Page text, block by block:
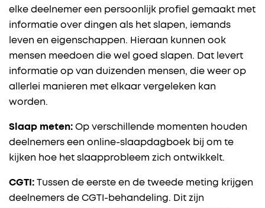
elke deelnemer een persoonlijk profiel gemaakt met
informatie over dingen als het slapen, iemands
leven en eigenschappen. Hieraan kunnen ook
mensen meedoen die wel goed slapen. Dat levert
informatie op van duizenden mensen, die weer op
allerlei manieren met elkaar vergeleken kan
worden.
Slaap meten: Op verschillende momenten houden
deelnemers een online-slaapdagboek bij om te
kijken hoe het slaapprobleem zich ontwikkelt.
CGTI: Tussen de eerste en de tweede meting krijgen
deelnemers de CGTI-behandeling. Dit zijn